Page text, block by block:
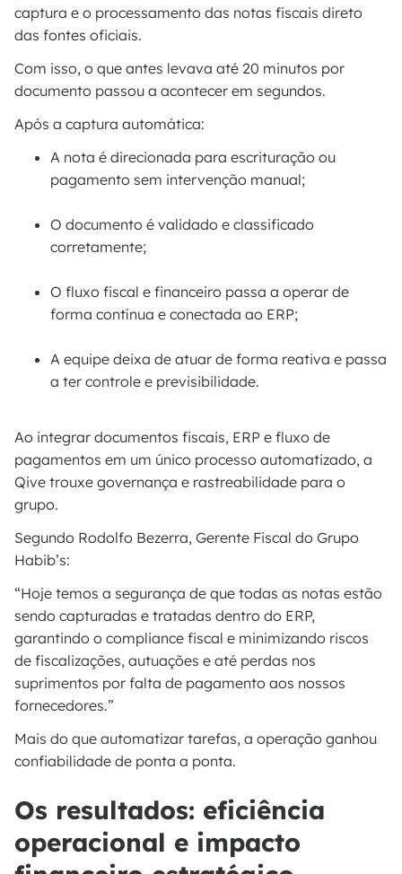
captura e o processamento das notas fiscais direto
das fontes oficiais.
Com isso, o que antes levava até 20 minutos por
documento passou a acontecer em segundos.
Após a captura automática:
A nota é direcionada para escrituração ou
pagamento sem intervenção manual;
O documento é validado e classificado
corretamente;
O fluxo fiscal e financeiro passa a operar de
forma contínua e conectada ao ERP;
A equipe deixa de atuar de forma reativa e passa
a ter controle e previsibilidade.
Ao integrar documentos fiscais, ERP e fluxo de
pagamentos em um único processo automatizado, a
Qive trouxe governança e rastreabilidade para o
grupo.
Segundo Rodolfo Bezerra, Gerente Fiscal do Grupo
Habib’s:
“Hoje temos a segurança de que todas as notas estão
sendo capturadas e tratadas dentro do ERP,
garantindo o compliance fiscal e minimizando riscos
de fiscalizações, autuações e até perdas nos
suprimentos por falta de pagamento aos nossos
fornecedores.”
Mais do que automatizar tarefas, a operação ganhou
confiabilidade de ponta a ponta.
Os resultados: eficiência
operacional e impacto